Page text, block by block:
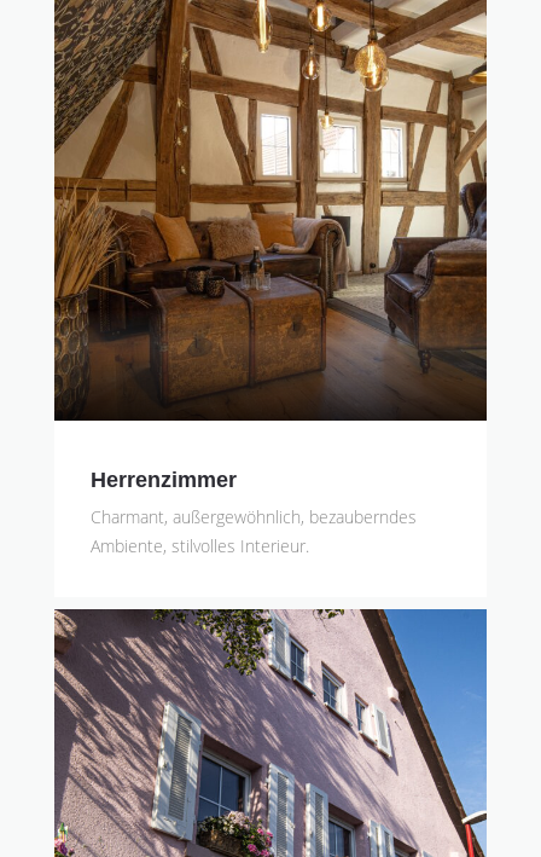
Herrenzimmer
Charmant, außergewöhnlich, bezauberndes
Ambiente, stilvolles Interieur.